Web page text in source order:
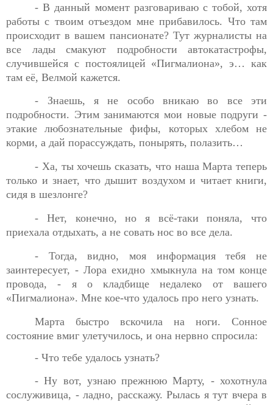
- В данный момент разговариваю с тобой, хотя
работы с твоим отъездом мне прибавилось. Что там
происходит в вашем пансионате? Тут журналисты на
все лады смакуют подробности автокатастрофы,
случившейся с постоялицей «Пигмалиона», э… как
там её, Велмой кажется.
- Знаешь, я не особо вникаю во все эти
подробности. Этимзанимаются мои новые подруги -
этакие любознательные фифы, которых хлебом не
корми, а дай порассуждать, понырять, полазить…
- Ха, ты хочешь сказать, что наша Марта теперь
только и знает, что дышит воздухом и читает книги,
сидя в шезлонге?
- Нет, конечно, но я всё-таки поняла, что
приехала отдыхать, а не совать нос во все дела.
- Тогда, видно, моя информация тебя не
заинтересует, - Лораехидно хмыкнула на том конце
провода, - я о кладбище недалеко от вашего
«Пигмалиона». Мне кое-что удалось про него узнать.
Марта быстро вскочила на ноги. Сонное
состояние вмиг улетучилось, и она нервно спросила:
- Что тебе удалось узнать?
- Ну вот, узнаю прежнюю Марту, - хохотнула
сослуживица, - ладно, расскажу. Рылась я тут вчера в